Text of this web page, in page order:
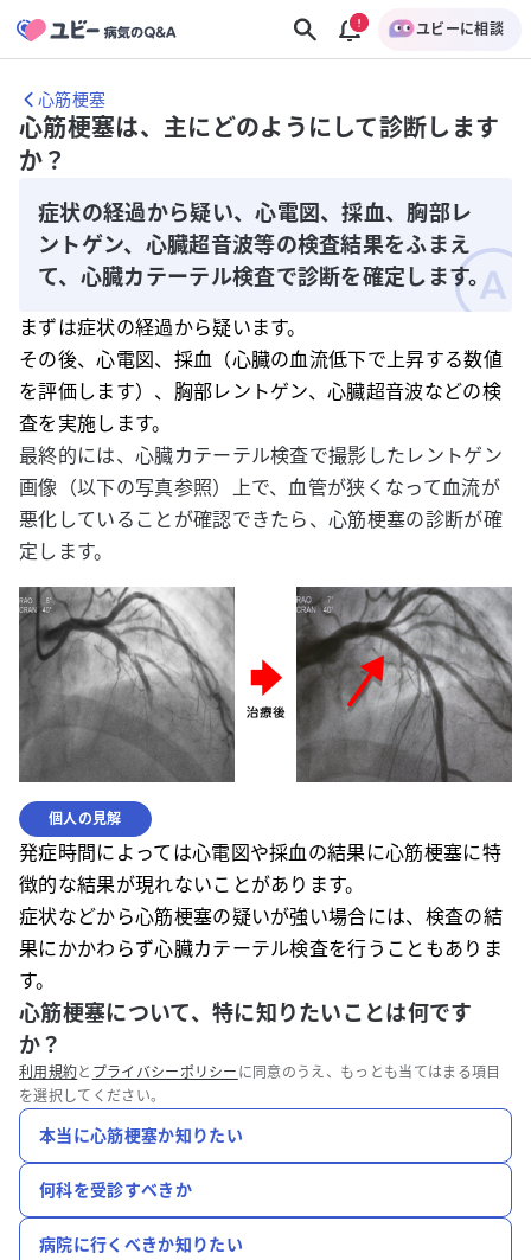
ユビーに相談
心筋梗塞
心筋梗塞は、主にどのようにして診断します
か？
症状の経過から疑い、心電図、採血、胸部レ
ントゲン、心臓超音波等の検査結果をふまえ
て、心臓カテーテル検査で診断を確定します。
まずは症状の経過から疑います。
その後、心電図、採血（心臓の血流低下で上昇する数値
を評価します）、胸部レントゲン、心臓超音波などの検
査を実施します。
最終的には、心臓カテーテル検査で撮影したレントゲン
画像（以下の写真参照）上で、血管が狭くなって血流が
悪化していることが確認できたら、心筋梗塞の診断が確
定します。
個人の見解
発症時間によっては心電図や採血の結果に心筋梗塞に特
徴的な結果が現れないことがあります。
症状などから心筋梗塞の疑いが強い場合には、検査の結
果にかかわらず心臓カテーテル検査を行うこともありま
す。
心筋梗塞について、特に知りたいことは何です
か？
利用規約と プライバシーポリシー に同意のうえ、もっとも当てはまる項目
を選択してください。
本当に心筋梗塞か知りたい
何科を受診すべきか
病院に行くべきか知りたい